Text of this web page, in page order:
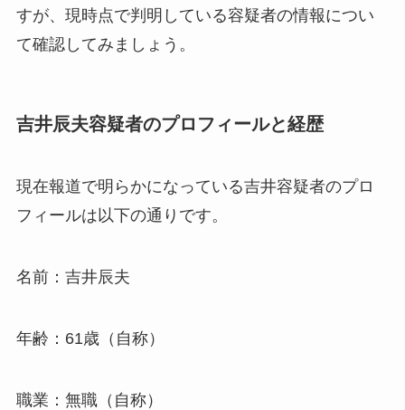
すが、現時点で判明している容疑者の情報につい
て確認してみましょう。
吉井辰夫容疑者のプロフィールと経歴
現在報道で明らかになっている吉井容疑者のプロ
フィールは以下の通りです。
名前：吉井辰夫
年齢：61歳（自称）
職業：無職（自称）